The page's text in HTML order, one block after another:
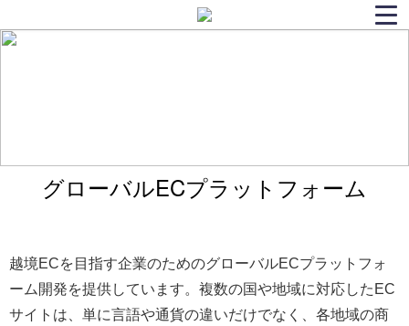
グローバルECプラットフォーム
越境ECを目指す企業のためのグローバルECプラットフォ
ーム開発を提供しています。複数の国や地域に対応したEC
サイトは、単に言語や通貨の違いだけでなく、各地域の商